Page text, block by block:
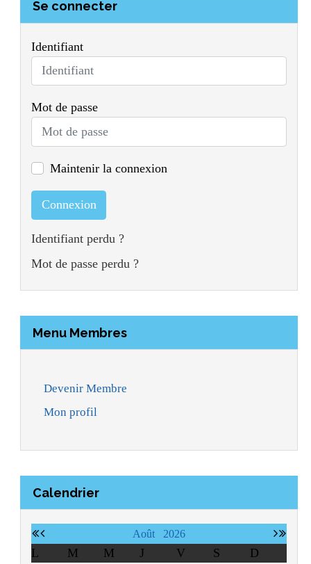
Se connecter
Identifiant
Mot de passe
Maintenir la connexion
Connexion
Identifiant perdu ?
Mot de passe perdu ?
Menu Membres
Devenir Membre
Mon profil
Calendrier
Août 2026
L M M J V S
D